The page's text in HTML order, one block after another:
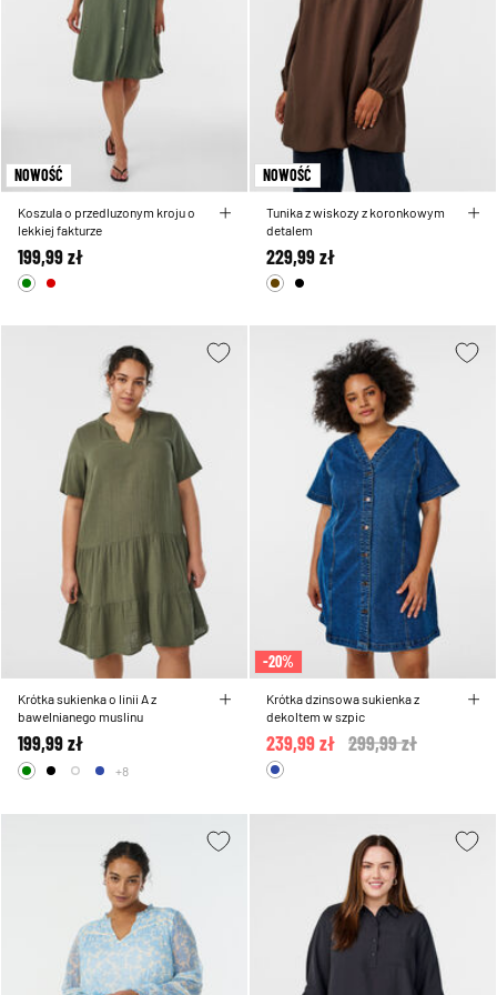
NOWOŚĆ
Koszula o przedluzonym kroju o
lekkiej fakturze
199,99 zł
NOWOŚĆ
Tunika z wiskozy z koronkowym
detalem
229,99 zł
Krótka sukienka o linii A z
bawelnianego muslinu
199,99 zł
+8
-20%
Krótka dzinsowa sukienka z
dekoltem w szpic
Price reduced from
299,99 zł
239,99 zł